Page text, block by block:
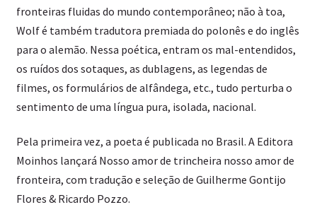
fronteiras fluidas do mundo contemporâneo; não à toa,
Wolf é também tradutora premiada do polonês e do inglês
para o alemão. Nessa poética, entram os mal-entendidos,
os ruídos dos sotaques, as dublagens, as legendas de
filmes, os formulários de alfândega, etc., tudo perturba o
sentimento de uma língua pura, isolada, nacional.
Pela primeira vez, a poeta é publicada no Brasil. A Editora
Moinhos lançará Nosso amor de trincheira nosso amor de
fronteira, com tradução e seleção de Guilherme Gontijo
Flores & Ricardo Pozzo.